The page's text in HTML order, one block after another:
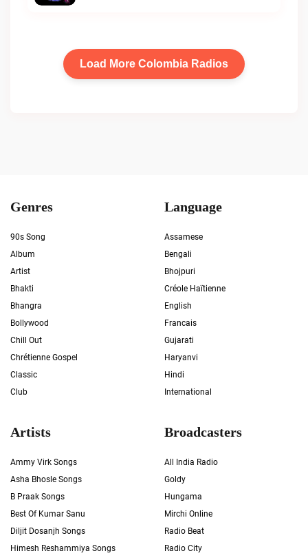
Load More Colombia Radios
Genres
90s Song
Album
Artist
Bhakti
Bhangra
Bollywood
Chill Out
Chrétienne Gospel
Classic
Club
Language
Assamese
Bengali
Bhojpuri
Créole Haïtienne
English
Francais
Gujarati
Haryanvi
Hindi
International
Artists
Ammy Virk Songs
Asha Bhosle Songs
B Praak Songs
Best Of Kumar Sanu
Diljit Dosanjh Songs
Himesh Reshammiya Songs
Broadcasters
All India Radio
Goldy
Hungama
Mirchi Online
Radio Beat
Radio City